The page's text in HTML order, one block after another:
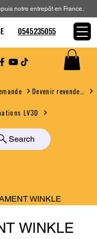
LV3D
Search
notre entrepôt en France.
0545235055
WINKLE
WINKLE